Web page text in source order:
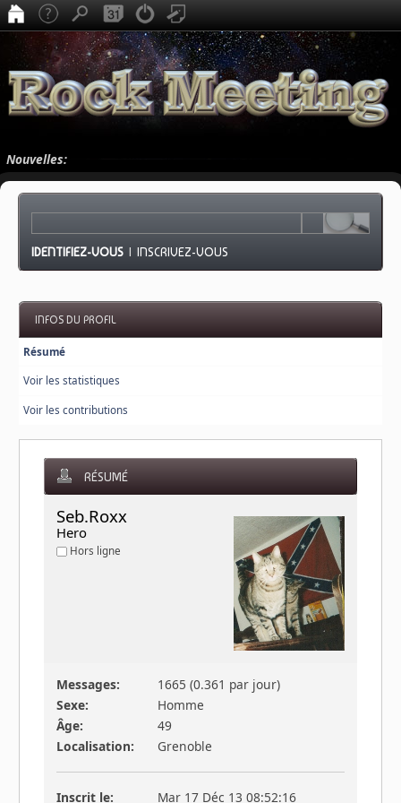
Nouvelles:
IDENTIFIEZ-VOUS |INSCRIVEZ-VOUS
INFOS DU PROFIL
Résumé
Voir les statistiques
Voir les contributions
RÉSUMÉ
Seb.Roxx
Hero
Hors ligne
Messages:
1665 (0.361 par jour)
Sexe:
Homme
Âge:
49
Localisation:
Grenoble
Inscrit le: Mar 17 Déc 13 08:52:16